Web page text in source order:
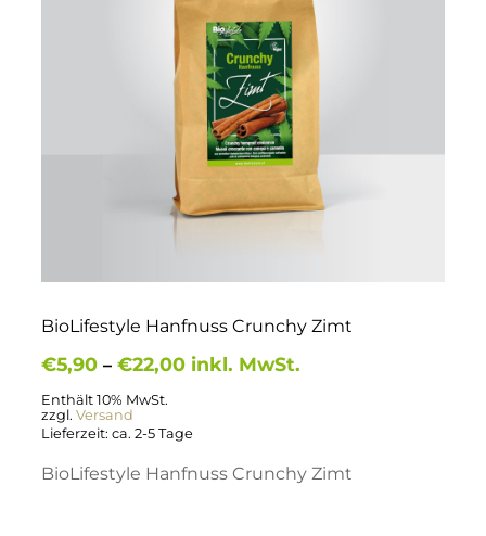
BioLifestyle Hanfnuss Crunchy Zimt
€5,90 –€22,00Preisspanne:
inkl. MwSt.
Enthält 10% MwSt.
zzgl.Versand
Lieferzeit: ca. 2-5 Tage
BioLifestyle Hanfnuss Crunchy Zimt